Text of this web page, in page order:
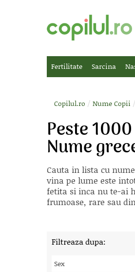
Fertilitate Sarcina
Copilul.ro / Nume Copii /
Peste
Nume
Cauta in lista cu
vina pe lume este
fetita si inca nu te-ai
frumoase, rare sau
Filtreaza dupa:
Sex